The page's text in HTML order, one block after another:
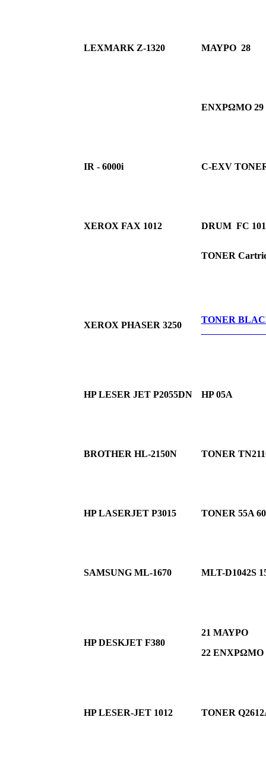
LEXMARK Z-1320 ΜΑΥΡΟ 28
ΕΝΧΡΩΜΟ
IR - 6000i C-EXV
XEROX FAX 1012 DRUM FC
TONER
XEROX PHASER 3250
TONER
HP LESER JET P2055DN HP 05A
BROTHER HL-2150N TONER
HP LASERJET P3015 TONER 55Α
SAMSUNG ML-1670 MLT-D1042S
HP DESKJET F380
21
22 ΕΝΧΡΩΜΟ
HP LESER-JET 1012 TONER